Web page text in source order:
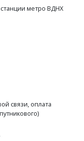
метро ВДНХ
связи, оплата